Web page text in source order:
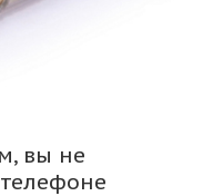
вы не